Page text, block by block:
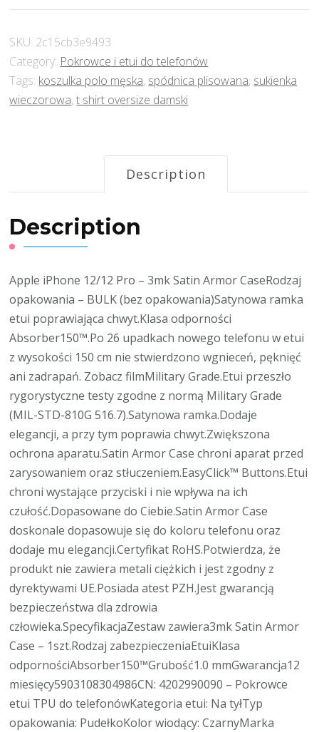
SKU: 2c15cb3e9493
Category: Pokrowce i etui do telefonów
Tags: koszulka polo męska, spódnica plisowana, sukienka
wieczorowa,t shirt oversize damski
Description
Description
Apple iPhone 12/12 Pro – 3mk Satin Armor CaseRodzaj
opakowania – BULK (bez opakowania)Satynowa ramka
etui poprawiająca chwyt.Klasa odporności
Absorber150™.Po 26 upadkach nowego telefonu w etui
z wysokości 150 cm nie stwierdzono wgnieceń, pęknięć
ani zadrapań. Zobacz filmMilitary Grade.Etui przeszło
rygorystyczne testy zgodne z normą Military Grade
(MIL-STD-810G 516.7).Satynowa ramka.Dodaje
elegancji, a przy tym poprawia chwyt.Zwiększona
ochrona aparatu.Satin Armor Case chroni aparat przed
zarysowaniem oraz stłuczeniem.EasyClick™ Buttons.Etui
chroni wystające przyciski i nie wpływa na ich
czułość.Dopasowane do Ciebie.Satin Armor Case
doskonale dopasowuje się do koloru telefonu oraz
dodaje mu elegancji.Certyfikat RoHS.Potwierdza, że
produkt nie zawiera metali ciężkich i jest zgodny z
dyrektywami UE.Posiada atest PZH.Jest gwarancją
bezpieczeństwa dla zdrowia
człowieka.SpecyfikacjaZestaw zawiera3mk Satin Armor
Case – 1szt.Rodzaj zabezpieczeniaEtuiKlasa
odpornościAbsorber150™Grubość1.0 mmGwarancja12
miesięcy5903108304986CN: 4202990090 – Pokrowce
etui TPU do telefonówKategoria etui: Na tyłTyp
opakowania: PudełkoKolor wiodący: CzarnyMarka